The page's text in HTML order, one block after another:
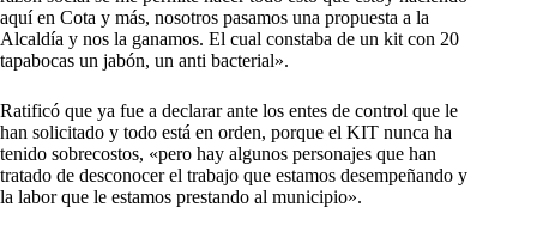
aquí en Cota y más, nosotros pasamos una propuesta a la
Alcaldía y nos la ganamos. El cual constaba de un kit con 20
tapabocas un jabón, un anti bacterial».
Ratificó que ya fue a declarar ante los entes de control que le
han solicitado y todo está en orden, porque el KIT nunca ha
tenido sobrecostos, «pero hay algunos personajes que han
tratado de desconocer el trabajo que estamos desempeñando y
la labor que le estamos prestando al municipio».